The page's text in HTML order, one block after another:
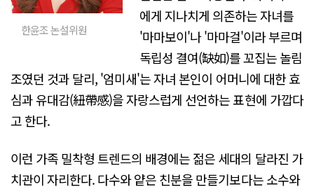
한윤조 논설위원
에게 지나치게 의존하는 자녀를
'마마보이'나 '마마걸'이라 부르며
독립성 결여(缺如)를 꼬집는 놀림
조였던 것과 달리, '엄미새'는 자녀 본인이 어머니에 대한 효
심과 유대감(紐帶感)을 자랑스럽게 선언하는 표현에 가깝다
고 한다.
이런 가족 밀착형 트렌드의 배경에는 젊은 세대의 달라진 가
치관이 자리한다. 다수와 얕은 친분을 만들기보다는 소수와